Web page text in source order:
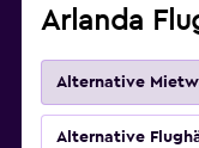
Arlanda
Alternative
Alternative